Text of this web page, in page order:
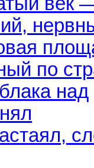
по
над